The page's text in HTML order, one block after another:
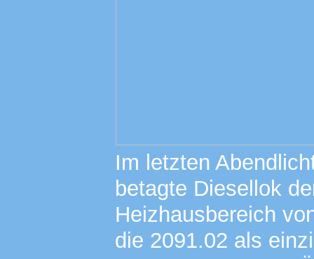
Im letzten
betagte Diesellok
Heizhausbereich
die 2091.02 als